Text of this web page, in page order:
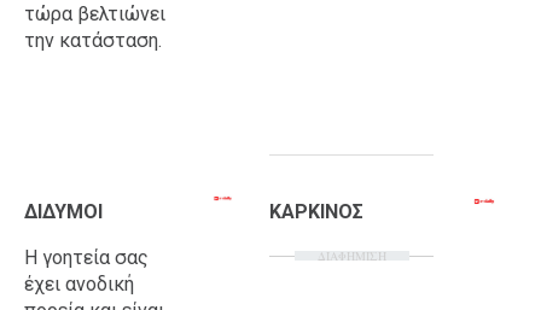
τώρα βελτιώνει
την κατάσταση.
ΔΙΔΥΜΟΙ
Η γοητεία σας
έχει ανοδική
ΚΑΡΚΙΝΟΣ
ΔΙΑΦΗΜΙΣΗ